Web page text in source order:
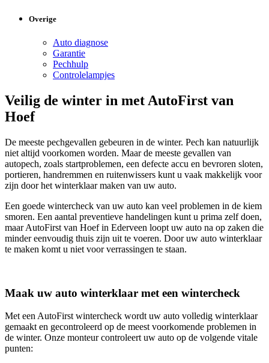
Overige
Auto diagnose
Garantie
Pechhulp
Controlelampjes
Veilig de winter in met AutoFirst van
Hoef
De meeste pechgevallen gebeuren in de winter. Pech kan natuurlijk
niet altijd voorkomen worden. Maar de meeste gevallen van
autopech, zoals startproblemen, een defecte accu en bevroren sloten,
portieren, handremmen en ruitenwissers kunt u vaak makkelijk voor
zijn door het winterklaar maken van uw auto.
Een goede wintercheck van uw auto kan veel problemen in de kiem
smoren. Een aantal preventieve handelingen kunt u prima zelf doen,
maar AutoFirst van Hoef in Ederveen loopt uw auto na op zaken die
minder eenvoudig thuis zijn uit te voeren. Door uw auto winterklaar
te maken komt u niet voor verrassingen te staan.
Maak uw auto winterklaar met een wintercheck
Met een AutoFirst wintercheck wordt uw auto volledig winterklaar
gemaakt en gecontroleerd op de meest voorkomende problemen in
de winter. Onze monteur controleert uw auto op de volgende vitale
punten: